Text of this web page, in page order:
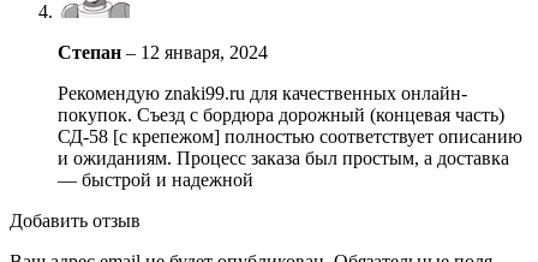
Степан – 12 января, 2024
Рекомендую znaki99.ru для качественных онлайн-
покупок. Съезд с бордюра дорожный (концевая часть)
СД-58 [с крепежом] полностью соответствует описанию
и ожиданиям. Процесс заказа был простым, а доставка
— быстрой и надежной
Добавить отзыв